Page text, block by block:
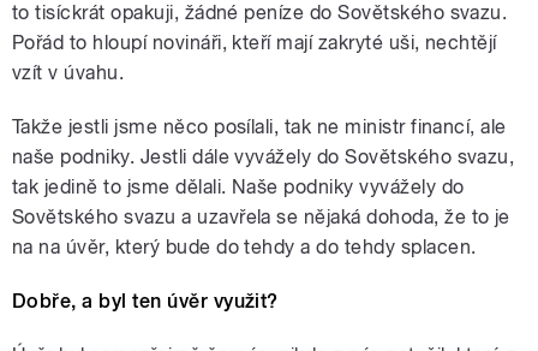
to tisíckrát opakuji, žádné peníze do Sovětského svazu.
Pořád to hloupí novináři, kteří mají zakryté uši, nechtějí
vzít v úvahu.
Takže jestli jsme něco posílali, tak ne ministr financí, ale
naše podniky. Jestli dále vyvážely do Sovětského svazu,
tak jedině to jsme dělali. Naše podniky vyvážely do
Sovětského svazu a uzavřela se nějaká dohoda, že to je
na na úvěr, který bude do tehdy a do tehdy splacen.
Dobře, a byl ten úvěr využit?